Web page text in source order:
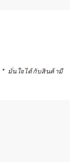
* มั่นใจได้กับสินค้ามี